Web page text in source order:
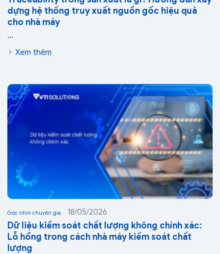
dựng hệ thống truy xuất nguồn gốc hiệu quả
cho nhà máy
...
Xem thêm
Góc nhìn chuyên gia 18/05/2026
Dữ liệu kiểm soát chất lượng không chính xác:
Lỗ hổng trong cách nhà máy kiểm soát chất
lượng